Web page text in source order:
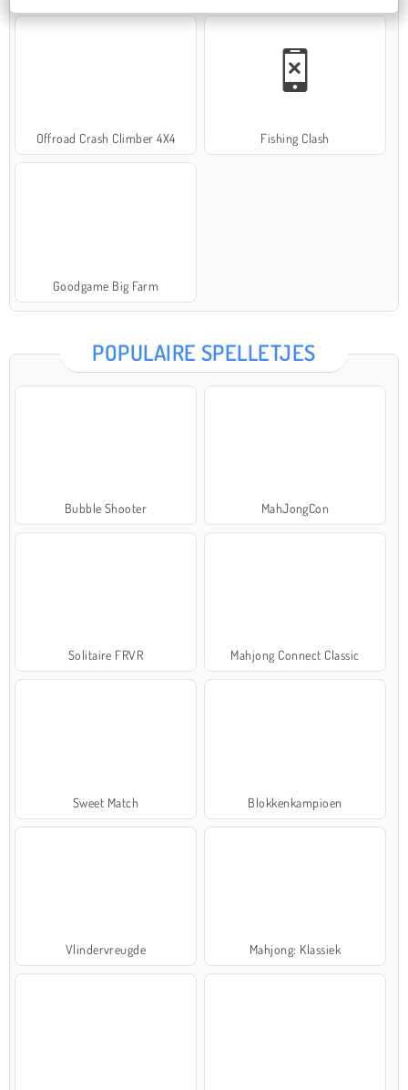
Offroad Crash Climber 4X4 Fishing Clash
Goodgame Big Farm
POPULAIRE SPELLETJES
Bubble Shooter MahJongCon
Solitaire FRVR Mahjong Connect Classic
Sweet Match Blokkenkampioen
Vlindervreugde Mahjong: Klassiek